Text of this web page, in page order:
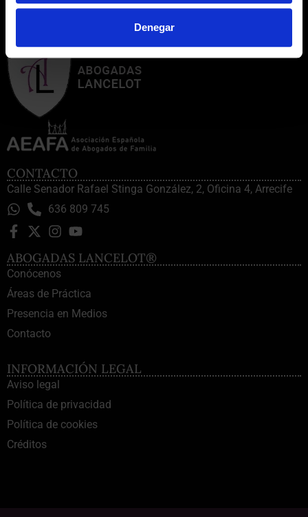
Denegar
CONTACTO
Calle Senador Rafael Stinga González, 2, Oficina 4, Arrecife
636 809 745
ABOGADAS LANCELOT®
Conócenos
Áreas de Práctica
Presencia en Medios
Contacto
INFORMACIÓN LEGAL
Aviso legal
Política de privacidad
Política de cookies
Créditos